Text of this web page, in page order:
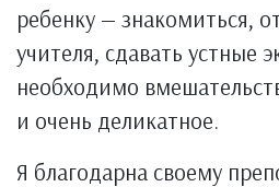
ребенку — знакомиться,
учителя, сдавать устные
необходимо
и очень деликатное.
Я благодарна своему